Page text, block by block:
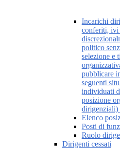
Incarichi
conferiti, ivi
politico
selezione e
pubblicare
seguenti
individuati
posizione
dirigenziali)
Elenco
Posti di
Ruolo
Dirigenti cessati